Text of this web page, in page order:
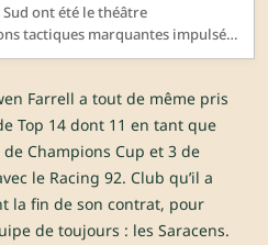
ont été le théâtre
tactiques marquantes impulsées
géants du Sud. Décryptage de ces
Farrell a tout de même pris
Top 14 dont 11 en tant que
Champions Cup et 3 de
le Racing 92. Club qu’il a
la fin de son contrat, pour
de toujours : les Saracens.